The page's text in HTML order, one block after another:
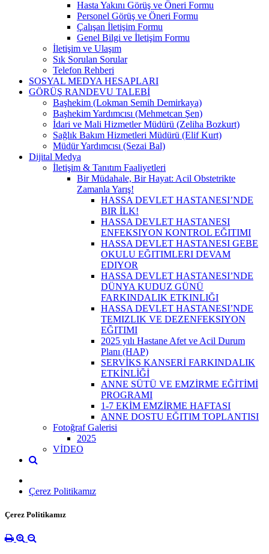
Hasta Yakını Görüş ve Öneri Formu
Personel Görüş ve Öneri Formu
Çalışan İletişim Formu
Genel Bilgi ve İletişim Formu
İletişim ve Ulaşım
Sık Sorulan Sorular
Telefon Rehberi
SOSYAL MEDYA HESAPLARI
GÖRÜŞ RANDEVU TALEBİ
Başhekim (Lokman Semih Demirkaya)
Başhekim Yardımcısı (Mehmetcan Şen)
İdari ve Mali Hizmetler Müdürü (Zeliha Bozkurt)
Sağlık Bakım Hizmetleri Müdürü (Elif Kurt)
Müdür Yardımcısı (Sezai Bal)
Dijital Medya
İletişim & Tanıtım Faaliyetleri
Bir Müdahale, Bir Hayat: Acil Obstetrikte
Zamanla Yarış!
HASSA DEVLET HASTANESI’NDE
BIR İLK!
HASSA DEVLET HASTANESI
ENFEKSIYON KONTROL EĞITIMI
HASSA DEVLET HASTANESI GEBE
OKULU EĞITIMLERI DEVAM
EDIYOR
HASSA DEVLET HASTANESI’NDE
DÜNYA KUDUZ GÜNÜ
FARKINDALIK ETKINLIĞI
HASSA DEVLET HASTANESI’NDE
TEMIZLIK VE DEZENFEKSIYON
EĞITIMI
2025 yılı Hastane Afet ve Acil Durum
Planı (HAP)
SERVİKS KANSERİ FARKINDALIK
ETKİNLİĞİ
ANNE SÜTÜ VE EMZİRME EĞİTİMİ
PROGRAMI
1-7 EKİM EMZİRME HAFTASI
ANNE DOSTU EĞITIM TOPLANTISI
Fotoğraf Galerisi
2025
VİDEO
Çerez Politikamız
Çerez Politikamız